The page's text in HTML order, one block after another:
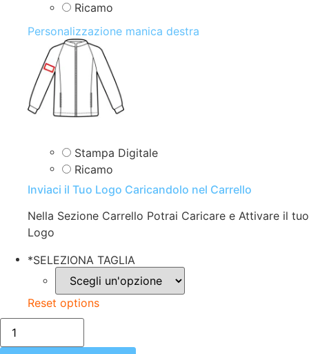
Ricamo
Personalizzazione manica destra
Stampa Digitale
Ricamo
Inviaci il Tuo Logo Caricandolo nel Carrello
Nella Sezione Carrello Potrai Caricare e Attivare il tuo
Logo
*SELEZIONA TAGLIA
Reset options
royal/FELPA
DONNA
|